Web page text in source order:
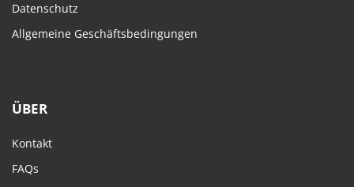
Datenschutz
Allgemeine Geschäftsbedingungen
ÜBER
Kontakt
FAQs